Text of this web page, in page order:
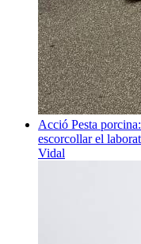
Acció Pesta
escorcollar el
Vidal